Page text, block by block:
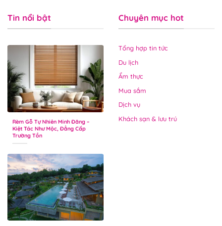
Tin nổi bật
Rèm Gỗ Tự Nhiên Minh Đăng –
Kiệt Tác Như Mộc, Đẳng Cấp
Trường Tồn
Chuyên mục hot
Tổng hợp tin tức
Du lịch
Ẩm thực
Mua sắm
Dịch vụ
Khách sạn & lưu trú